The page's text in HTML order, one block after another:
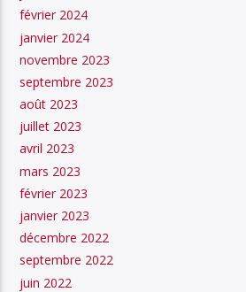
février 2024
janvier 2024
novembre 2023
septembre 2023
août 2023
juillet 2023
avril 2023
mars 2023
février 2023
janvier 2023
décembre 2022
septembre 2022
juin 2022